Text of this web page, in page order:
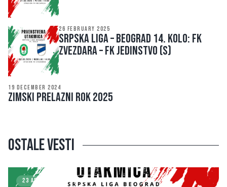
26 FEBRUARY 2025
SRPSKA LIGA – BEOGRAD 14. kolo: FK
ZVEZDARA – FK JEDINSTVO (S)
19 DECEMBER 2024
ZIMSKI PRELAZNI ROK 2025
Ostale vesti
23 APRIL 2025 KLUB